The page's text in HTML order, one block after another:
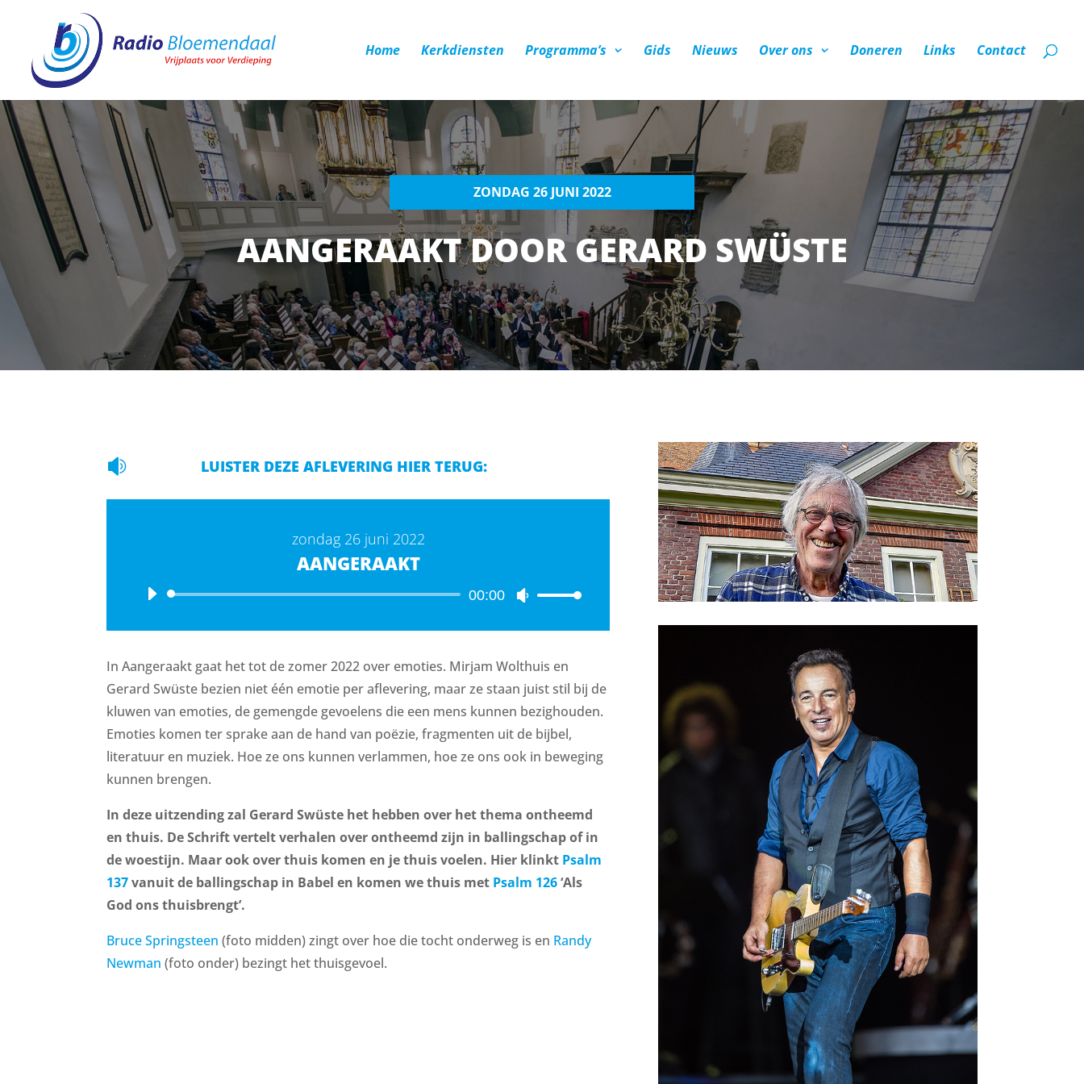
Home Kerkdiensten Programma’s Gids Nieuws Over ons Doneren Links Contact
ZONDAG 26 JUNI 2022
AANGERAAKT DOOR GERARD SWÜSTE
 LUISTER DEZE AFLEVERING HIER TERUG:
zondag 26 juni 2022
AANGERAAKT
Audiospeler 00:00
Gebruik
pijltoetsen
het
volume
te
te
In Aangeraakt gaat het tot de zomer 2022 over emoties. Mirjam Wolthuis en
Gerard Swüste bezien niet één emotie per aflevering, maar ze staan juist stil bij de
kluwen van emoties, de gemengde gevoelens die een mens kunnen bezighouden.
Emoties komen ter sprake aan de hand van poëzie, fragmenten uit de bijbel,
literatuur en muziek. Hoe ze ons kunnen verlammen, hoe ze ons ook in beweging
kunnen brengen.
In deze uitzending zal Gerard Swüste het hebben over het thema ontheemd
en thuis. De Schrift vertelt verhalen over ontheemd zijn in ballingschap of in
de woestijn. Maar ook over thuis komen en je thuis voelen. Hier klinkt Psalm
137vanuit de ballingschap in Babel en komen we thuis met Psalm 126‘Als
God ons thuisbrengt’.
Bruce Springsteen (foto midden) zingt over hoe die tocht onderweg is en Randy
Newman (foto onder) bezingt het thuisgevoel.